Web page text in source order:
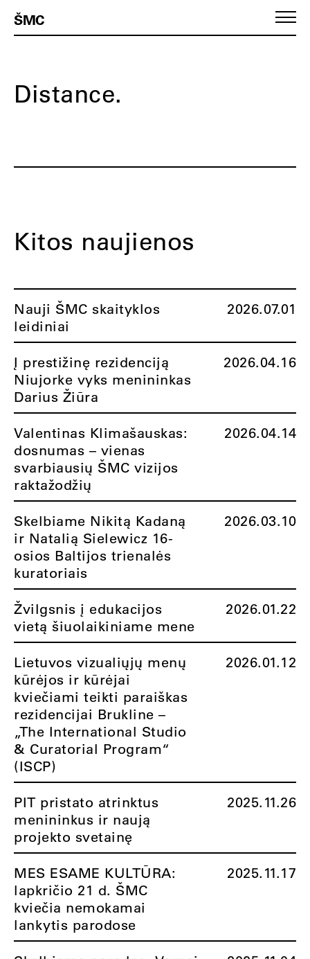
ŠMC
Distance.
Kitos naujienos
Nauji ŠMC skaityklos
leidiniai
2026.07.01
Į prestižinę rezidenciją
Niujorke vyks menininkas
Darius Žiūra
2026.04.16
Valentinas Klimašauskas:
dosnumas – vienas
svarbiausių ŠMC vizijos
raktažodžių
2026.04.14
Skelbiame Nikitą Kadaną
ir Natalią Sielewicz 16-
osios Baltijos trienalės
kuratoriais
2026.03.10
Žvilgsnis į edukacijos
vietą šiuolaikiniame mene
2026.01.22
Lietuvos vizualiųjų menų
kūrėjos ir kūrėjai
kviečiami teikti paraiškas
rezidencijai Brukline –
„The International Studio
& Curatorial Program“
(ISCP)
2026.01.12
PIT pristato atrinktus
menininkus ir naują
projekto svetainę
2025.11.26
MES ESAME KULTŪRA:
lapkričio 21 d. ŠMC
kviečia nemokamai
lankytis parodose
2025.11.17